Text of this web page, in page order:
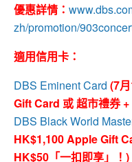
優惠詳情：
zh/promotion/
適用信用卡：
DBS Eminent Card (7
Gift Card 或 超市禮券
DBS Black World
HK$1,100 Apple Gift
HK$50「一扣即享」！)